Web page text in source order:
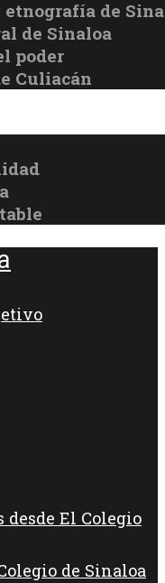
de
de Sinaloa
poder
Culiacán
desde El Colegio
de Sinaloa